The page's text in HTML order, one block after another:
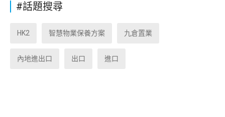
#話題搜尋
HK2 智慧物業保養方案 九倉置業
內地進出口 出口 進口